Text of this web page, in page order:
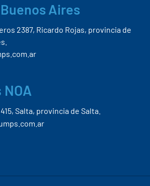
Aires
2387, Ricardo Rojas, provincia de
Salta, provincia de Salta.